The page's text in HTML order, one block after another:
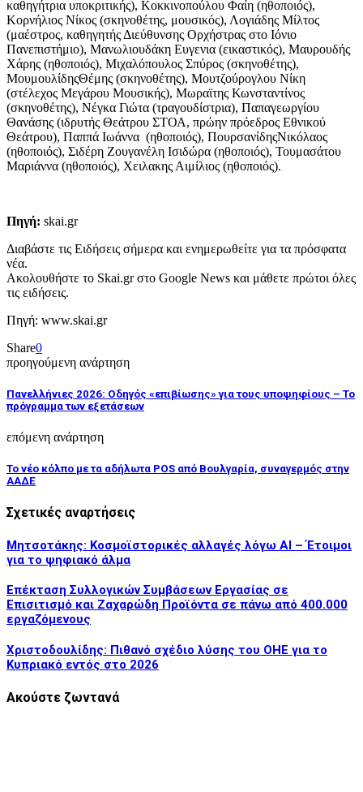
καθηγήτρια υποκριτικής), Κοκκινοπούλου Φαίη (ηθοποιός),
Κορνήλιος Νίκος (σκηνοθέτης, μουσικός), Λογιάδης Μίλτος
(μαέστρος, καθηγητής Διεύθυνσης Ορχήστρας στο Ιόνιο
Πανεπιστήμιο), Μανωλιουδάκη Ευγενια (εικαστικός), Μαυρουδής
Χάρης (ηθοποιός), Μιχαλόπουλος Σπύρος (σκηνοθέτης),
ΜουμουλίδηςΘέμης (σκηνοθέτης), Μουτζούρογλου Νίκη
(στέλεχος Μεγάρου Μουσικής), Μωραϊτης Κωνσταντίνος
(σκηνοθέτης), Νέγκα Γιώτα (τραγουδίστρια), Παπαγεωργίου
Θανάσης (ιδρυτής Θεάτρου ΣΤΟΑ, πρώην πρόεδρος Εθνικού
Θεάτρου), Παππά Ιωάννα (ηθοποιός), ΠουρσανίδηςΝικόλαος
(ηθοποιός), Σιδέρη Ζουγανέλη Ισιδώρα (ηθοποιός), Τουμασάτου
Μαριάννα (ηθοποιός), Χειλακης Αιμίλιος (ηθοποιός).
Πηγή: skai.gr
Διαβάστε τις Ειδήσεις σήμερα και ενημερωθείτε για τα πρόσφατα
νέα.
Ακολουθήστε το Skai.gr στο Google News και μάθετε πρώτοι όλες
τις ειδήσεις.
Πηγή: www.skai.gr
Share0
προηγούμενη ανάρτηση
Πανελλήνιες 2026: Οδηγός «επιβίωσης» για τους υποψηφίους – Το
πρόγραμμα των εξετάσεων
επόμενη ανάρτηση
Το νέο κόλπο με τα αδήλωτα POS από Βουλγαρία, συναγερμός στην
ΑΑΔΕ
Σχετικές αναρτήσεις
Μητσοτάκης: Κοσμοϊστορικές αλλαγές λόγω AI – Έτοιμοι
για το ψηφιακό άλμα
Επέκταση Συλλογικών Συμβάσεων Εργασίας σε
Επισιτισμό και Ζαχαρώδη Προϊόντα σε πάνω από 400.000
εργαζόμενους
Χριστοδουλίδης: Πιθανό σχέδιο λύσης του ΟΗΕ για το
Κυπριακό εντός στο 2026
Ακούστε ζωντανά